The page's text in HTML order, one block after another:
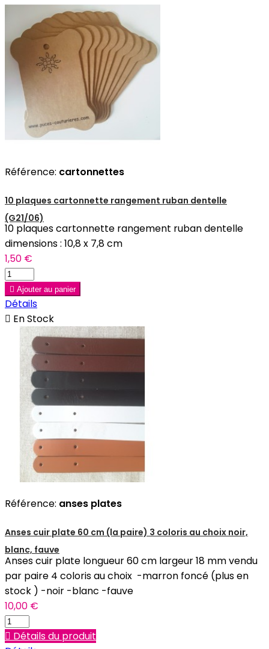
Référence: cartonnettes
10 plaques cartonnette rangement ruban dentelle
(G21/06)
10 plaques cartonnette rangement ruban dentelle
dimensions : 10,8 x 7,8 cm
1,50 €
 Ajouter au panier
Détails
 En Stock
Référence: anses plates
Anses cuir plate 60 cm (la paire) 3 coloris au choix noir,
blanc, fauve
Anses cuir plate longueur 60 cm largeur 18 mm vendu
par paire 4 coloris au choix -marron foncé (plus en
stock ) -noir -blanc -fauve
10,00 €
 Détails du produit